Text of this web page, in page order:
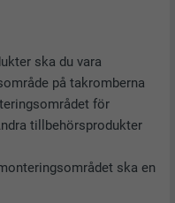
ska du vara
på takromberna
för
tillbehörsprodukter
ska en